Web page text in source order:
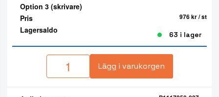
Option 3 (skrivare)
Pris
976 kr/ st
Lagersaldo 63 i lager
Lägg i varukorgen